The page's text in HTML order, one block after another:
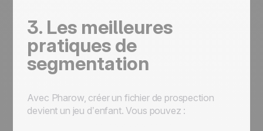
3. Les meilleures
pratiques de
segmentation
Avec Pharow, créer un fichier de prospection
devient un jeu d’enfant. Vous pouvez :